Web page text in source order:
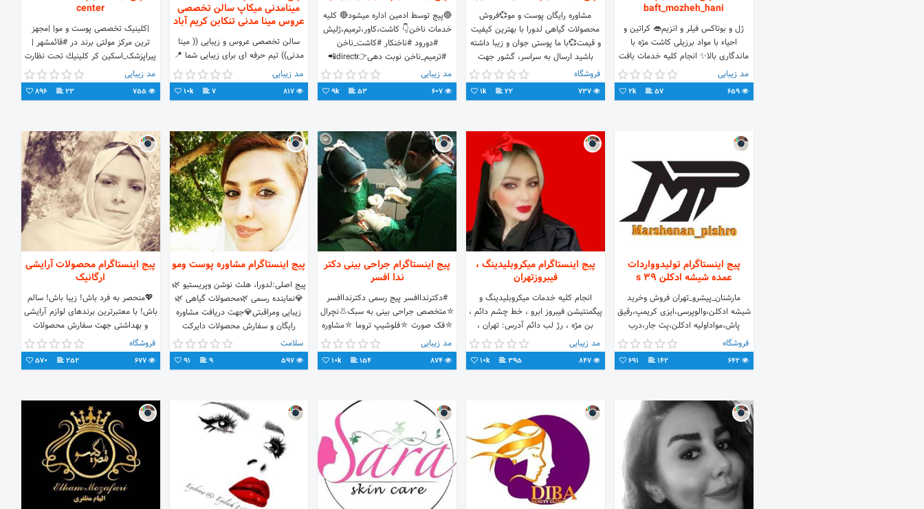
baft_mozheh_hani
ژل و بوتاکس فیلر و انزیم👄 کراتین و
احیاء با مواد برزیلی کاشت مژه با
ماندگاری بالا✨ انجام کلیه خدمات بافت
😍 جهت اطلاعات و رزرو نوبت تماس
بگیرید📞
مد زیبایی
659
57
2k
مشاوره رایگان پوست و مو💞فروش
محصولات گیاهی لدورا با بهترین کیفیت
و قیمت💞با ما پوستی جوان و زیبا داشته
باشید ارسال به سراسر، گشور جهت
خرید دایرت
فروشگاه
737
22
1k
🔴پیج توسط ادمین اداره میشود🔴 کلیه
خدمات ناخن👇 کاشت،کاور،ترمیم،ژلیش
#دورود #ناخنکار #کاشت_ناخن
#ترمیم_ناخن نوبت دهی👉direct📲
مد زیبایی
607
53
9k
مینامدنی میکاپ سالن تخصصی
عروس مینا مدنی تنکابن کریم آباد
سالن تخصصی عروس و زیبایی (( مینا
مدنی)) تیم حرفه ای برای زیبایی شما 📍
مازندران، تنکابن، کریم آباد
۰۹۱۰۳۹۹۳۰۱۲
مد زیبایی
817
7
10k
center
|کلینیک تخصصى پوست و مو| |مجهز
ترین مرکز مولتی برند در #قائمشهر |
پیراپزشک_اسکین کر كلينيك تحت نظارت
پزشك متخصص ميباشد.
@monaa.ahmadii77
مد زیبایی
755
23
896
پیج اینستاگرام تولیدوواردات
عمده شیشه ادکلن 39 s
مارشنان_پیشرو_تهران فروش وخرید
شیشه ادکلن،والوپرسی،ایزی کریمپ،رقیق
پاش،مواداولیه ادکلن،پت جار،درب
ادکلن،والف ادکلن،دستگاه،اسانس ارتباط
درواتساپ 👇👇 09123038001
02133682225
فروشگاه
642
142
691
پیج اینستاگرام میکروبلیدینگ ،
فیبروزتهران
انجام کلیه خدمات میکروبلیدینگ و
پیگمنتیشن فیبروز ابرو ، خط چشم دائم ،
بن مژه ، رژ لب دائم آدرس: تهران ،
سعادت آباد بالاتر از میدان کاج خیابان
مروارید پریسا حکیمی تلفن :
09106384535
مد زیبایی
847
395
10k
پیج اینستاگرام جراحی بینی دکتر
ندا افسر
#دکترنداافسر پیج رسمی دکترنداافسر
⛤متخصص جراحی بینی به سبک👃نچرال
⛤فک صورت ⛤فلوشیپ تروما ⛤مشاوره
آنلاین ۲۴ساعته ⛤پیج توسط دکترافسر
نظارت میشود
مد زیبایی
874
154
10k
پیج اینستاگرام مشاوره پوست ومو
پیج اصلی:لدورا، هلث نوشن وپریستیو 🌿
💎نماينده رسمی 🌿محصولات گیاهی 🌿
زیبایی ومراقبتی💎جهت دریافت مشاوره
رایگان و سفارش محصولات دایرکت
وواتساپ پیام بدید
سلامت
597
9
91
پیج اینستاگرام محصولات آرایشی
ارگانیک
💖منحصر به فرد باش! زیبا باش! سالم
باش! با معتبرترین برندهای لوازم آرایشی
و بهداشتی جهت سفارش محصولات
=دایرکت
فروشگاه
677
252
570